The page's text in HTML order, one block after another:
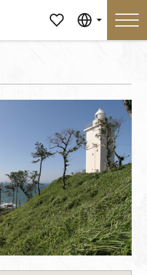
ージ
おすすめの過ごし方
食べる
イベント
アクセス
マイページ